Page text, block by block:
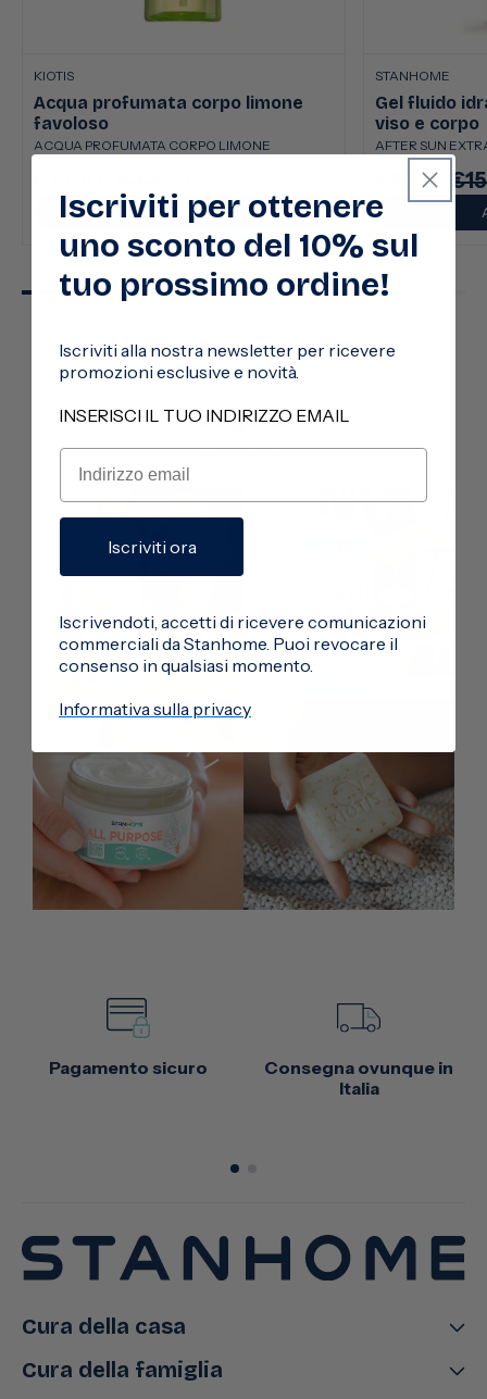
KIOTIS
Acqua profumata corpo limone
favoloso
ACQUA PROFUMATA CORPO LIMONE
scontato di
AGGIUNGI
STANHOME
Gel fluido
viso e corpo
AFTER SUN
Prezzo
scontato
€8,50
di
Seguici
Pagamento sicuro
Consegna ovunque in
Italia
Cura della casa
Cura della famiglia
Iscriviti per ottenere
uno sconto del 10% sul
tuo prossimo ordine!
Iscriviti alla nostra newsletter per ricevere
promozioni esclusive e novità.
INSERISCI IL TUO INDIRIZZO EMAIL
Iscriviti ora
Iscrivendoti, accetti di ricevere comunicazioni
commerciali da Stanhome. Puoi revocare il
consenso in qualsiasi momento.
Informativa sulla privacy